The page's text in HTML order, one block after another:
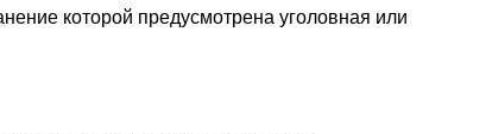
которой предусмотрена уголовная или